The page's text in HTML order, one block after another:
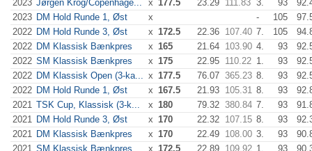
2023 Jørgen Krog/Copenhage... x 177.5 23.29 111.83 3. 93
2023 DM Hold Runde 1, Øst x - 105
2022 DM Hold Runde 3, Øst x 172.5 22.36 107.40 7. 105
2022 DM Klassisk Bænkpres x 165 21.64 103.90 4. 93
2022 SM Klassisk Bænkpres x 175 22.95 110.22 1. 93
2022 DM Klassisk Open (3-ka... x 177.5 76.07 365.23 8. 93
2022 DM Hold Runde 1, Øst x 167.5 21.93 105.31 8. 93
2021 TSK Cup, Klassisk (3-k... x 180 79.32 380.84 7. 93
2021 DM Hold Runde 3, Øst x 170 22.32 107.15 8. 93
2021 DM Klassisk Bænkpres x 170 22.49 108.00 3. 93
2021 SM Klassisk Bænkpres x 172.5 22.89 109.92 1. 93